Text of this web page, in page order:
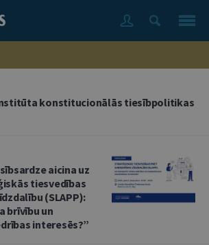
konstitucionālās tiesībpolitikas
aicina uz
tiesvedības
(SLAPP):
brīvību un
interesēs?”